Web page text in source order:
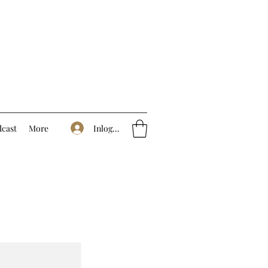
More Inloggen